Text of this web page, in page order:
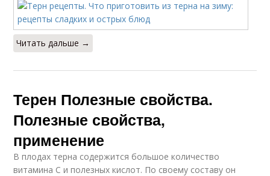
Читать дальше →
Терен Полезные свойства.
Полезные свойства,
применение
В плодах терна содержится большое количество
витамина С и полезных кислот. По своему составу он